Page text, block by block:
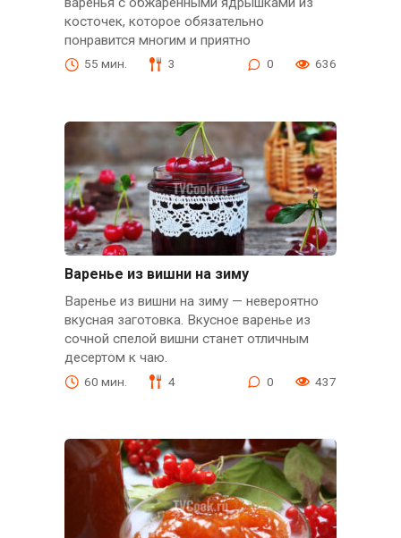
косточек, которое обязательно
понравится многим и приятно
55 мин. 3 0 636
Варенье из вишни на зиму
Варенье из вишни на зиму — невероятно
вкусная заготовка. Вкусное варенье из
сочной спелой вишни станет отличным
десертом к чаю.
60 мин. 4 0 437